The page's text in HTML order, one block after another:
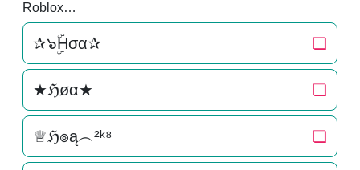
Roblox…
✰๖ۣۜHσα✰ ❏
★ℌøα★ ❏
♕ℌ๏ą︵²ᵏ⁸ ❏